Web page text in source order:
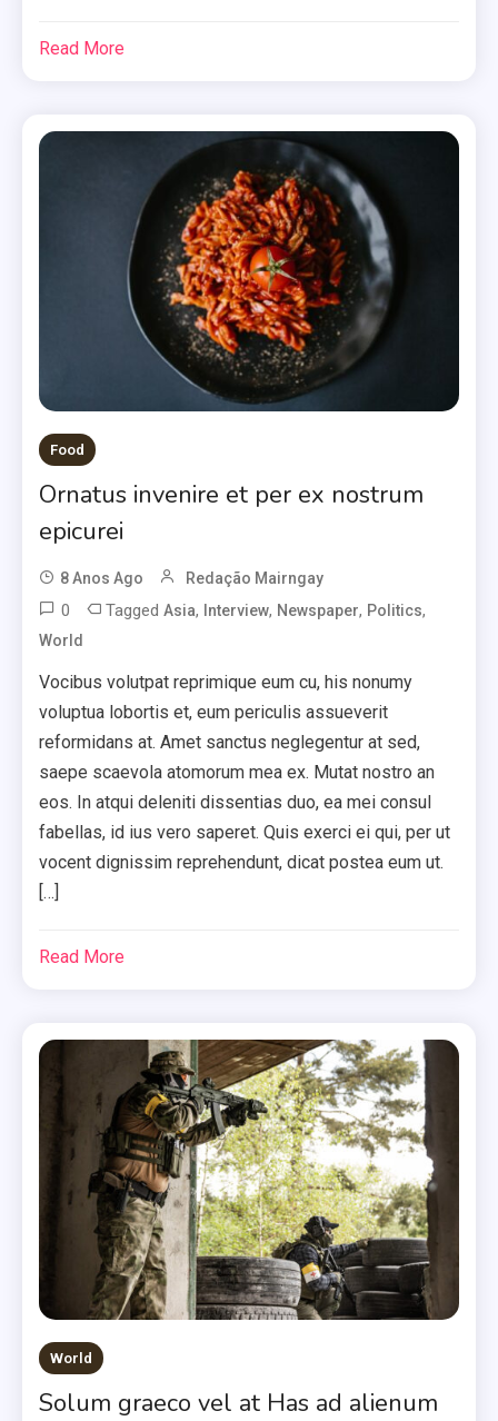
Read More
Food
Ornatus invenire et per ex nostrum
epicurei
8 Anos Ago Redação Mairngay
0 TaggedAsia, Interview, Newspaper, Politics,
World
Vocibus volutpat reprimique eum cu, his nonumy
voluptua lobortis et, eum periculis assueverit
reformidans at. Amet sanctus neglegentur at sed,
saepe scaevola atomorum mea ex. Mutat nostro an
eos. In atqui deleniti dissentias duo, ea mei consul
fabellas, id ius vero saperet. Quis exerci ei qui, per ut
vocent dignissim reprehendunt, dicat postea eum ut.
[…]
Read More
World
Solum graeco vel at Has ad alienum